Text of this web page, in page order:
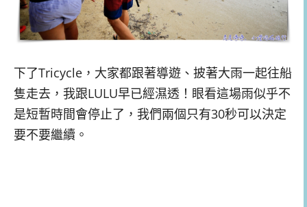
下了Tricycle，大家都跟著導遊、披著大雨一起往船
隻走去，我跟LULU早已經濕透！眼看這場雨似乎不
是短暫時間會停止了，我們兩個只有30秒可以決定
要不要繼續。